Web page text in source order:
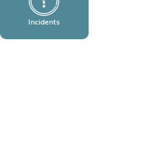
Incidents